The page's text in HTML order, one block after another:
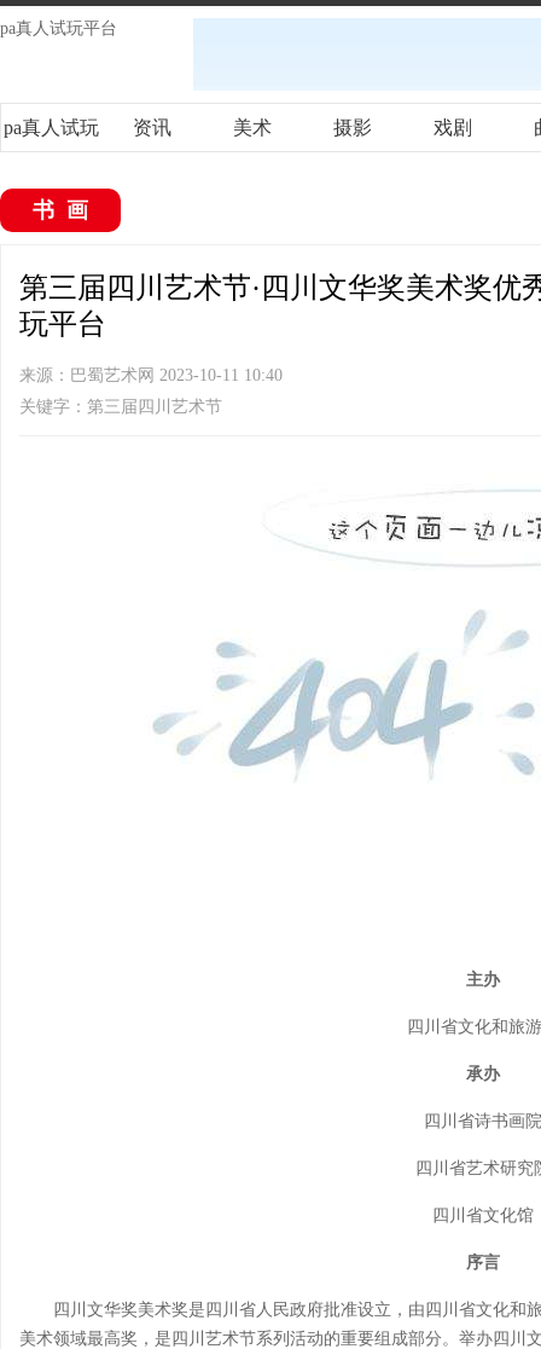
pa真人试玩平台
pa真人试玩 资讯 美术 摄影 戏剧
书画
第三届四川艺术节·四川文华奖美术奖优
玩平台
来源：巴蜀艺术网 2023-10-11 10:40
关键字：第三届四川艺术节
主办
四川省文化和旅
承办
四川省诗书画院
四川省艺术研究
四川省文化馆
序言
四川文华奖美术奖是四川省人民政府批准设立，由四川省文化和
美术领域最高奖，是四川艺术节系列活动的重要组成部分。举办四川